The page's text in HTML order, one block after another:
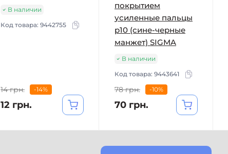
В наличии
Код товара: 9442755
14 грн. -14%
12 грн.
покрытием
усиленные пальцы
р10 (сине-черные
манжет) SIGMA
В наличии
Код товара: 9443641
78 грн. -10%
70 грн.